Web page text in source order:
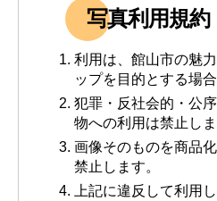
写真利用規約
利用は、館山市の魅
ップを目的とする場
犯罪・反社会的・公
物への利用は禁止しま
画像そのものを商品
禁止します。
上記に違反して利用